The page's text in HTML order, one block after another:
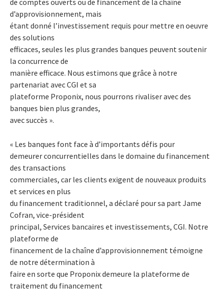
d’approvisionnement, mais
étant donné l’investissement requis pour mettre en oeuvre
des solutions
efficaces, seules les plus grandes banques peuvent soutenir
la concurrence de
manière efficace. Nous estimons que grâce à notre
partenariat avec CGI et sa
plateforme Proponix, nous pourrons rivaliser avec des
banques bien plus grandes,
avec succès ».
« Les banques font face à d’importants défis pour
demeurer concurrentielles dans le domaine du financement
des transactions
commerciales, car les clients exigent de nouveaux produits
et services en plus
du financement traditionnel, a déclaré pour sa part Jame
Cofran, vice-président
principal, Services bancaires et investissements, CGI. Notre
plateforme de
financement de la chaîne d’approvisionnement témoigne
de notre détermination à
faire en sorte que Proponix demeure la plateforme de
traitement du financement